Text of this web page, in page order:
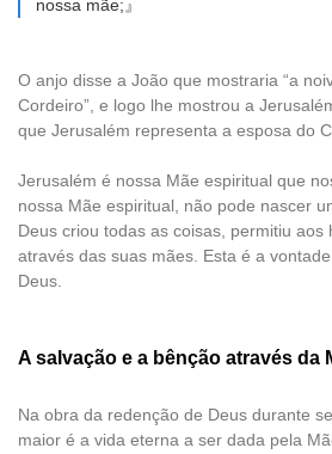
nossa mãe;』
O anjo disse a João que mostraria “a
Cordeiro”, e logo lhe mostrou a
que Jerusalém representa a esposa do
Jerusalém é nossa Mãe espiritual que
nossa Mãe espiritual, não pode nascer
Deus criou todas as coisas, permitiu aos
através das suas mães. Esta é a
Deus.
A salvação e a bênção através da
Na obra da redenção de Deus durante
maior é a vida eterna a ser dada pela